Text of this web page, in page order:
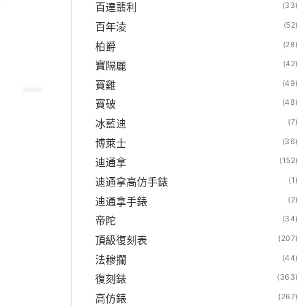
百達翡利
百年淩
柏爵
寶隔麗
寶雞
寶破
冰藍迪
博萊士
迪通拿
迪通拿高仿手錶
迪通拿手錶
帝陀
頂級復刻表
法穆攔
復刻錶
高仿錶